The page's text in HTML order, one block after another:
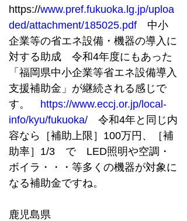
https://www.pref.fukuoka.lg.jp/uploa
ded/attachment/185025.pdf 中小
企業等の省エネ設備・機器の導入に
対する助成　令和4年度にもあった
「福岡県中小企業等省エネ設備導入
支援補助金」が継続される感じで
す。 https://www.eccj.or.jp/local-
info/kyu/fukuoka/ 令和4年と同じ内
容なら［補助上限］100万円、［補
助率］1/3　で　LED照明や空調・
ボイラ・・・等多くの機器が対象に
なる補助金ですね。
鹿児島県